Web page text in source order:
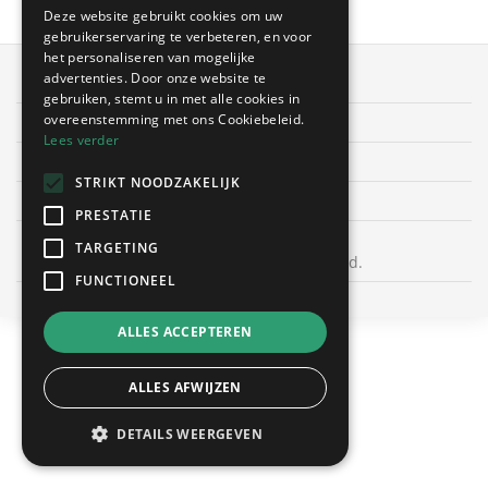
OffertesOnline.be © 2026
Algemene voorwaarden
Bekijk ook sanitair in Nederland.
Deze website gebruikt cookies om uw
gebruikerservaring te verbeteren, en voor
het personaliseren van mogelijke
advertenties. Door onze website te
gebruiken, stemt u in met alle cookies in
overeenstemming met ons Cookiebeleid.
Lees verder
STRIKT NOODZAKELIJK
PRESTATIE
TARGETING
FUNCTIONEEL
ALLES ACCEPTEREN
ALLES AFWIJZEN
DETAILS WEERGEVEN